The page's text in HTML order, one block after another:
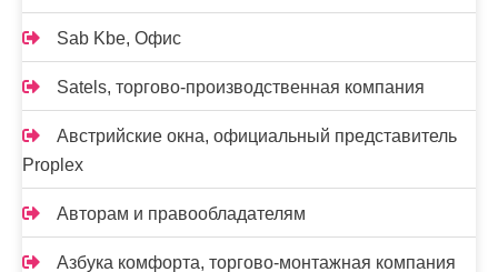
Sab Kbe, Офис
Satels, торгово-производственная компания
Австрийские окна, официальный представитель
Proplex
Авторам и правообладателям
Азбука комфорта, торгово-монтажная компания